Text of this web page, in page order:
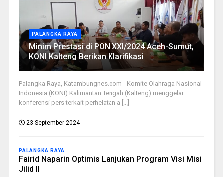
PALANGKA RAYA
Minim Prestasi di PON XXI/2024 Aceh-Sumut,
KONI Kalteng Berikan Klarifikasi
Palangka Raya, Katambungnes.com - Komite Olahraga Nasional
Indonesia (KONI) Kalimantan Tengah (Kalteng) menggelar
konferensi pers terkait perhelatan a [...]
23 September 2024
PALANGKA RAYA
Fairid Naparin Optimis Lanjukan Program Visi Misi
Jilid II